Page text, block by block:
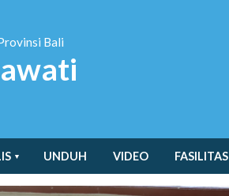
Bali
UNDUH VIDEO FASILITAS